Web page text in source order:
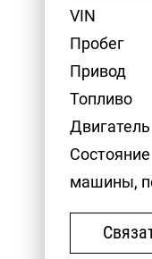
VIN
Пробег
Привод
Топливо
Двигатель
Состояние
машины,